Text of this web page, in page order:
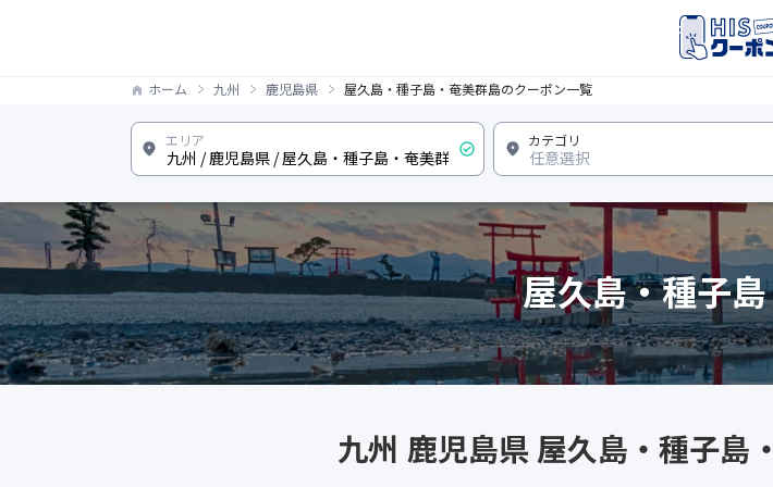
ホーム 九州 鹿児島県 屋久島・種子島・奄美群島のクーポン一覧
屋久島・種子
九州 鹿児島県 屋久島・種子島